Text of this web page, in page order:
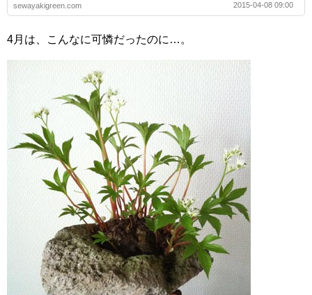
sewayakigreen.com 2015-04-08 09:00
4月は、こんなに可憐だったのに…。